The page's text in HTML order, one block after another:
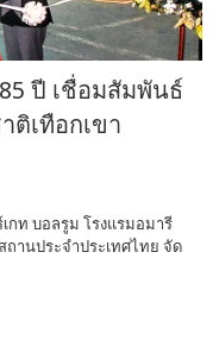
ปี เชื่อมสัมพันธ์
ติเทือกเขา
กท บอลรูม โรงแรมอมารี
ถานประจำประเทศไทย จัด